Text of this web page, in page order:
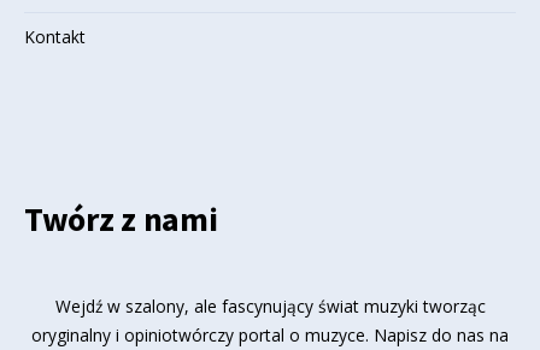
Kontakt
Twórz z nami
Wejdź w szalony, ale fascynujący świat muzyki tworząc
oryginalny i opiniotwórczy portal o muzyce. Napisz do nas na